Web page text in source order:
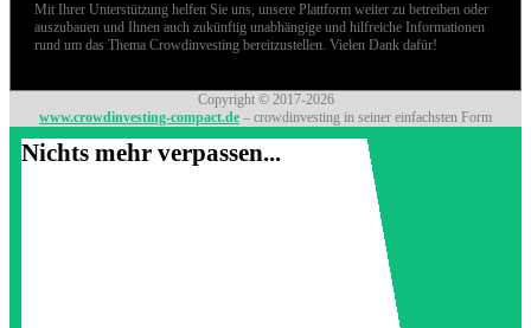
Mit Ihrer Unterstützung helfen Sie uns, unsere Plattform weiter zu betreiben oder
auszubauen und Ihnen auch zukünftig unabhängige und hilfreiche Informationen
rund um das Thema Crowdinvesting bereitzustellen. Vielen Dank dafür!
Copyright © 2017-2026
www.crowdinvesting-compact.de – crowdinvesting in seiner einfachsten Form
Nichts mehr verpassen...